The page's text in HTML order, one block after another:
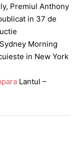
Premiul Anthony
in 37 de
Morning
in New York
Lantul –